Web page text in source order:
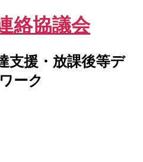
絡協議会
支援・放課後等デ
ーク